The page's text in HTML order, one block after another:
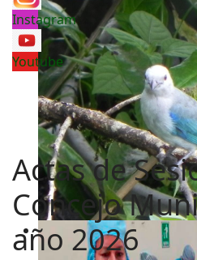
Instagram
Youtube
Actas de
Concejo
año 2026